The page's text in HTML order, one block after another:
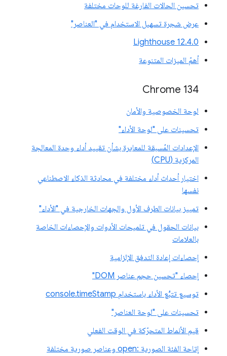
تحسين الحالات الفارغة للوحات مختلفة
عرض شجرة تسهيل الاستخدام في "العناصر"
‫Lighthouse 12.4.0
أهمّ الميزات المتنوعة
‫Chrome 134
لوحة الخصوصية والأمان
تحسينات على "لوحة الأداء"
الإعدادات المُسبقة للمعايرة بشأن تقييد أداء وحدة المعالجة
المركزية (CPU)
اختيار أحداث أداء مختلفة في محادثة الذكاء الاصطناعي
نفسها
تمييز بيانات الطرف الأول والجهات الخارجية في "الأداء"
بيانات الحقول في تلميحات الأدوات والإحصاءات الخاصة
بالعلامات
إحصاءات إعادة التدفق الإلزامية
إحصاء "تحسين حجم عناصر DOM"
توسيع تتبُّع الأداء باستخدام console.timeStamp
تحسينات على "لوحة العناصر"
قيم الأنماط المتحرّكة في الوقت الفعلي
إتاحة الفئة الصورية :open وعناصر صورية مختلفة